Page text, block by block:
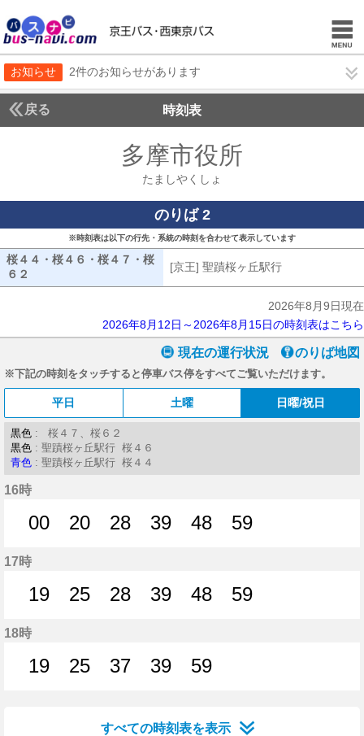
お知らせ 2件のお知らせがあります
戻る 時刻表
多摩市役所
たましやくしょ
のりば 2
※時刻表は以下の行先・系統の時刻を合わせて表示しています
桜４４・桜４６・桜４７・桜
６２
桜４４・桜４６・桜４７・桜６２
[京王] 聖蹟桜ヶ丘駅行
2026年8月9日現在
2026年8月12日～2026年8月15日の時刻表はこちら
現在の運行状況 のりば地図
※下記の時刻をタッチすると停車バス停をすべてご覧いただけます。
平日 土曜 日曜/祝日
黒色 : 桜４７、桜６２
黒色 : 聖蹟桜ヶ丘駅行 桜４６
青色 : 聖蹟桜ヶ丘駅行 桜４４
16時
00
20
28
39
48
59
17時
19
25
28
39
48
59
18時
19
25
37
39
59
すべての時刻表を表示